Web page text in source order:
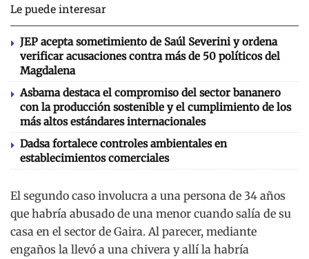
Le puede interesar
JEP acepta sometimiento de Saúl Severini y ordena
verificar acusaciones contra más de 50 políticos del
Magdalena
Asbama destaca el compromiso del sector bananero
con la producción sostenible y el cumplimiento de los
más altos estándares internacionales
Dadsa fortalece controles ambientales en
establecimientos comerciales
El segundo caso involucra a una persona de 34 años
que habría abusado de una menor cuando salía de su
casa en el sector de Gaira. Al parecer, mediante
engaños la llevó a una chivera y allí la habría